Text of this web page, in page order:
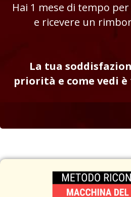
Hai 1 mese di tempo
e ricevere un
La tua
priorità e come vedi